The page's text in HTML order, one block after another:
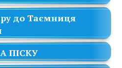
доТаємниця
ПІСКУ